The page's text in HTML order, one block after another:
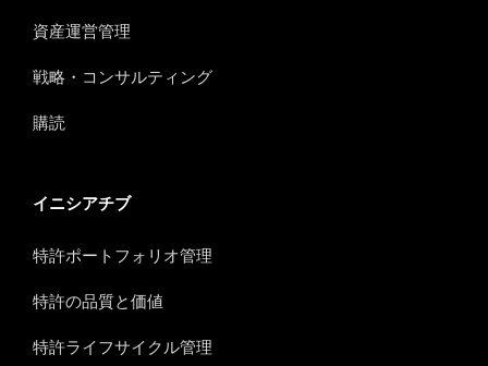
資産運営管理
戦略・コンサルティング
購読
イニシアチブ
特許ポートフォリオ管理
特許の品質と価値
特許ライフサイクル管理